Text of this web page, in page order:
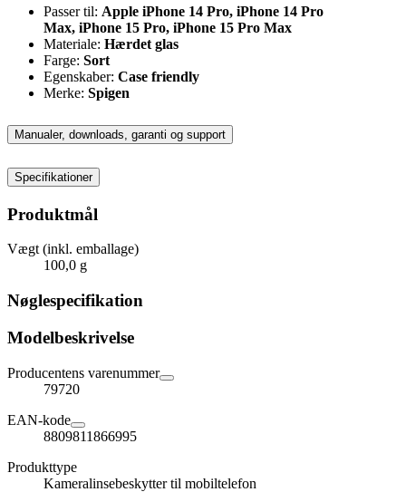
Passer til: Apple iPhone 14 Pro, iPhone 14 Pro
Max, iPhone 15 Pro, iPhone 15 Pro Max
Materiale: Hærdet glas
Farge: Sort
Egenskaber: Case friendly
Merke: Spigen
Manualer, downloads, garanti og support
Specifikationer
Produktmål
Vægt (inkl. emballage)
100,0 g
Nøglespecifikation
Modelbeskrivelse
Producentens varenummer
79720
EAN-kode
8809811866995
Produkttype
Kameralinsebeskytter til mobiltelefon